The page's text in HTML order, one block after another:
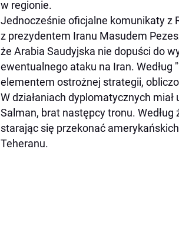
w regionie.
Jednocześnie oficjalne komunikaty z
z prezydentem Iranu Masudem
że Arabia Saudyjska nie dopuści do
ewentualnego ataku na Iran. Według
elementem ostrożnej strategii,
W działaniach dyplomatycznych
Salman, brat następcy tronu.
starając się przekonać
Teheranu.